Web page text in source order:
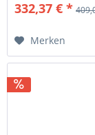
332,37 € *
Merken